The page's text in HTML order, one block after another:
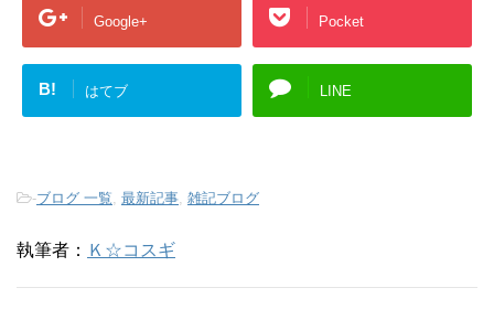
Google+ Pocket
B! はてブ LINE
-ブログ 一覧, 最新記事, 雑記ブログ
執筆者： Ｋ☆コスギ